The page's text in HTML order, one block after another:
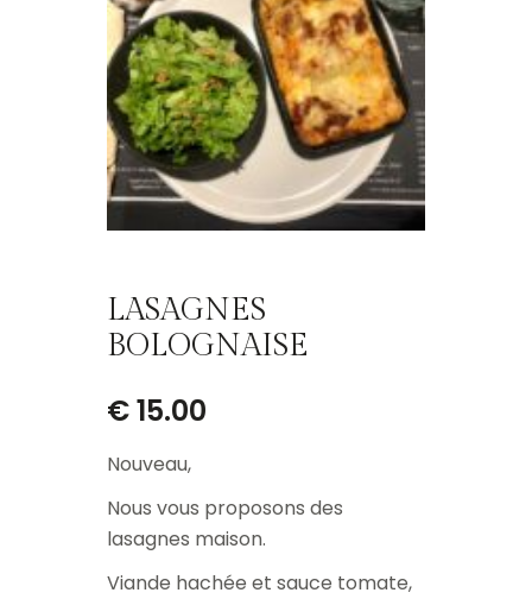
LASAGNES
BOLOGNAISE
€15.00
Nouveau,
Nous vous proposons des
lasagnes maison.
Viande hachée et sauce tomate,